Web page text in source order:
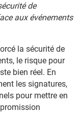
de
aux événements
la sécurité de
le risque pour
bien réel. En
les signatures,
pour mettre en